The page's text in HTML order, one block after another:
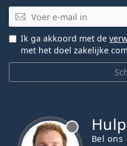
E-mail
Ik ga akkoord met de
met het doel zakelijke
Bel ons